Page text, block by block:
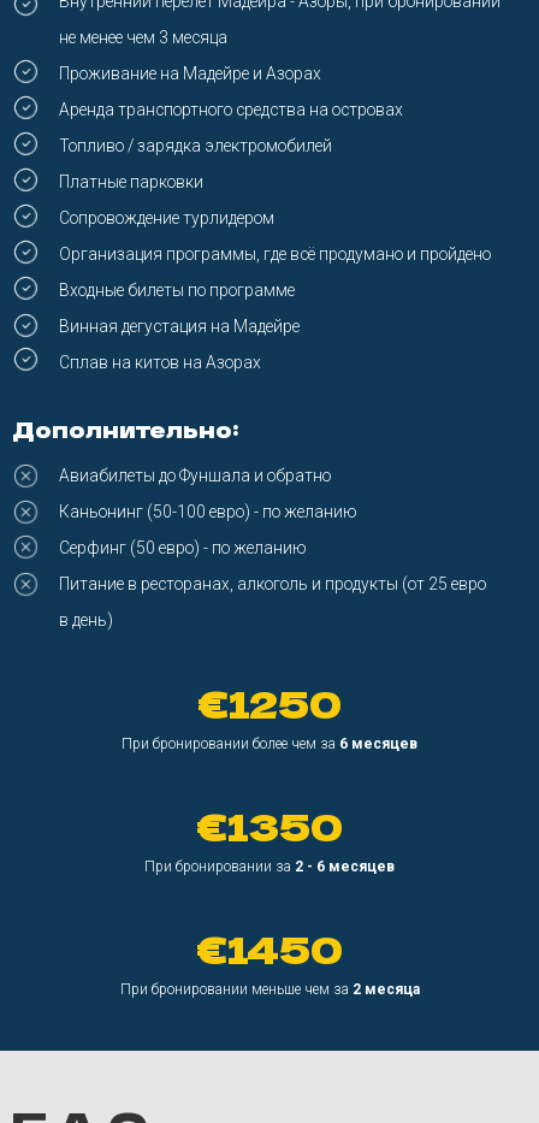
€1250
При бронировании более чем за 6 месяцев
€1350
При бронировании за 2 - 6 месяцев
€1450
При бронировании меньше чем за 2 месяца
F.A.Q.